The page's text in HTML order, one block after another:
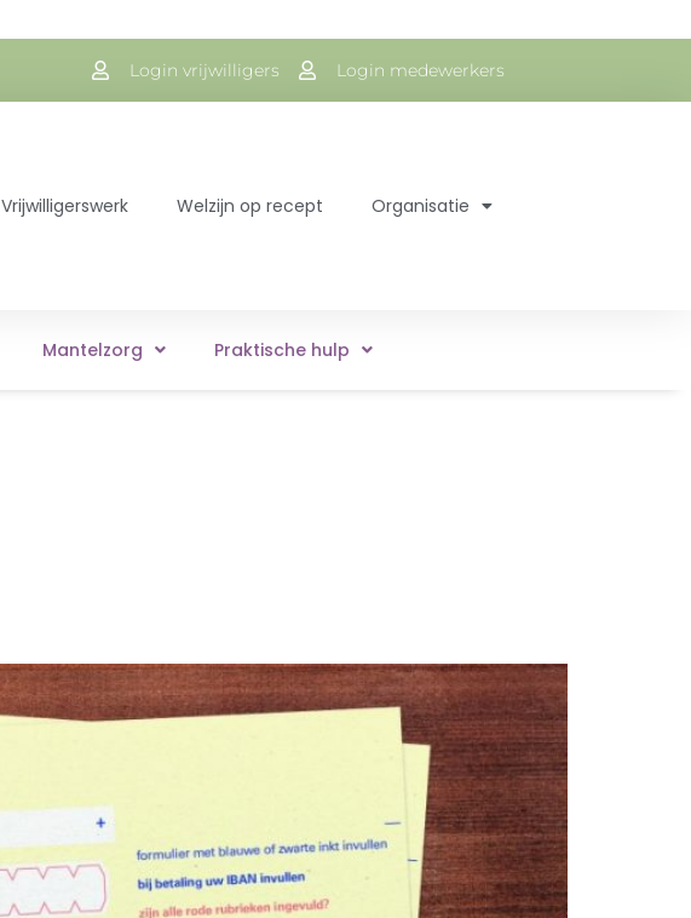
Login vrijwilligers Login medewerkers
Vrijwilligerswerk Welzijn op recept Organisatie
Mantelzorg Praktische hulp